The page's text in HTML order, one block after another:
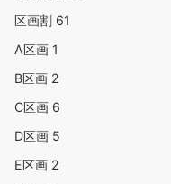
区画割 61
A区画 1
B区画 2
C区画 6
D区画 5
E区画 2